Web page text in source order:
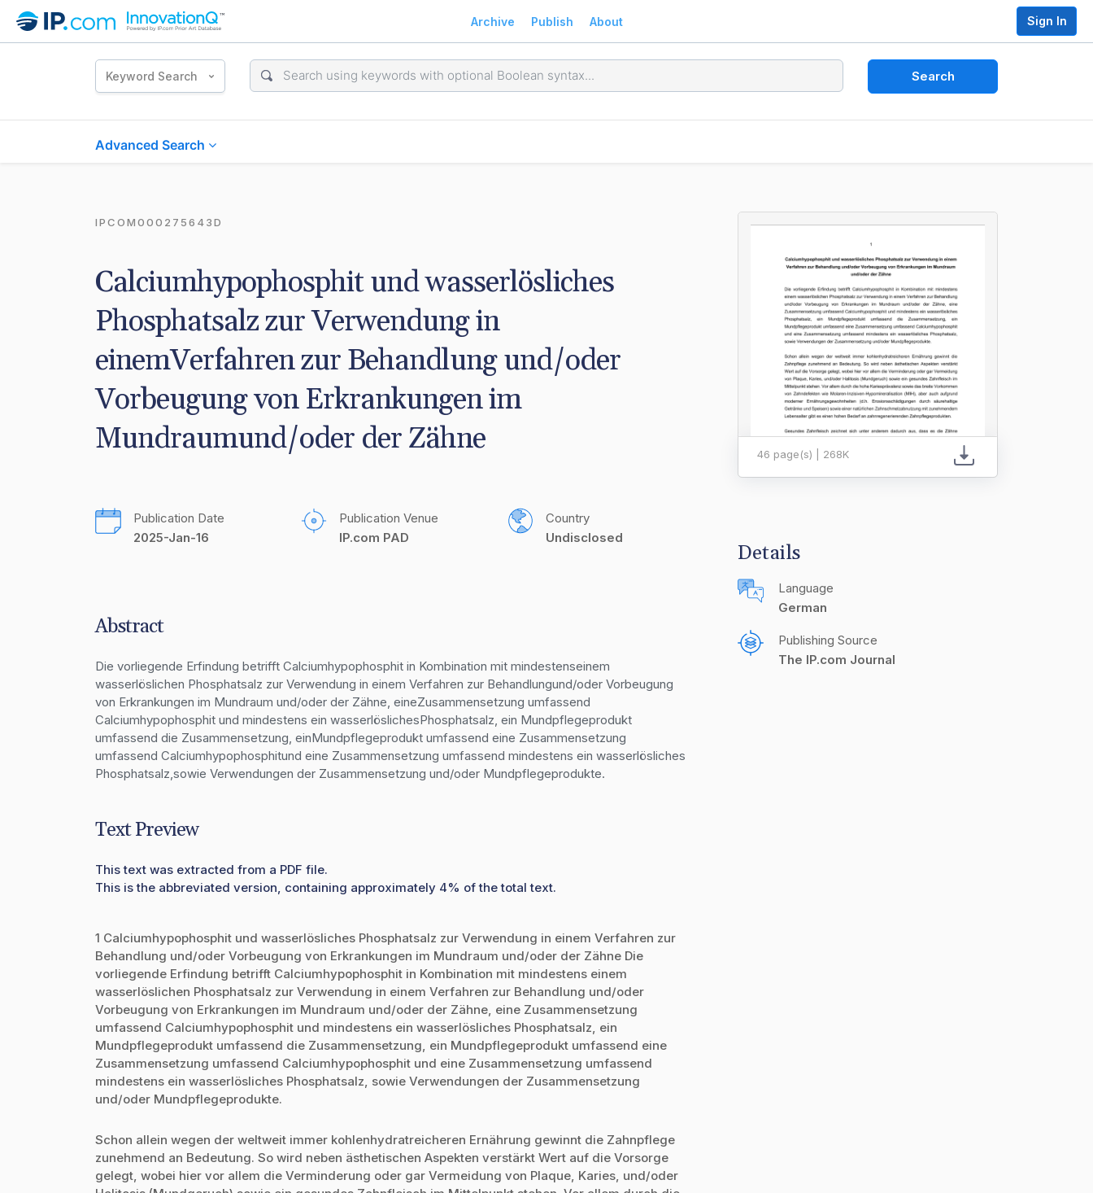
Archive Publish About Sign In
Keyword Search Search
Advanced Search
IPCOM000275643D
Calciumhypophosphit und wasserlösliches
Phosphatsalz zur Verwendung in
einemVerfahren zur Behandlung und/oder
Vorbeugung von Erkrankungen im
Mundraumund/oder der Zähne
Publication Date
2025-Jan-16
Publication Venue
IP.com PAD
Country
Undisclosed
Abstract
Die vorliegende Erfindung betrifft Calciumhypophosphit in Kombination mit mindestenseinem
wasserlöslichen Phosphatsalz zur Verwendung in einem Verfahren zur Behandlungund/oder Vorbeugung
von Erkrankungen im Mundraum und/oder der Zähne, eineZusammensetzung umfassend
Calciumhypophosphit und mindestens ein wasserlöslichesPhosphatsalz, ein Mundpflegeprodukt
umfassend die Zusammensetzung, einMundpflegeprodukt umfassend eine Zusammensetzung
umfassend Calciumhypophosphitund eine Zusammensetzung umfassend mindestens ein wasserlösliches
Phosphatsalz,sowie Verwendungen der Zusammensetzung und/oder Mundpflegeprodukte.
Text Preview
This text was extracted from a PDF file.
This is the abbreviated version, containing approximately 4% of the total text.
1 Calciumhypophosphit und wasserlösliches Phosphatsalz zur Verwendung in einem Verfahren zur
Behandlung und/oder Vorbeugung von Erkrankungen im Mundraum und/oder der Zähne Die
vorliegende Erfindung betrifft Calciumhypophosphit in Kombination mit mindestens einem
wasserlöslichen Phosphatsalz zur Verwendung in einem Verfahren zur Behandlung und/oder
Vorbeugung von Erkrankungen im Mundraum und/oder der Zähne, eine Zusammensetzung
umfassend Calciumhypophosphit und mindestens ein wasserlösliches Phosphatsalz, ein
Mundpflegeprodukt umfassend die Zusammensetzung, ein Mundpflegeprodukt umfassend eine
Zusammensetzung umfassend Calciumhypophosphit und eine Zusammensetzung umfassend
mindestens ein wasserlösliches Phosphatsalz, sowie Verwendungen der Zusammensetzung
und/oder Mundpflegeprodukte.
Schon allein wegen der weltweit immer kohlenhydratreicheren Ernährung gewinnt die Zahnpflege
zunehmend an Bedeutung. So wird neben ästhetischen Aspekten verstärkt Wert auf die Vorsorge
gelegt, wobei hier vor allem die Verminderung oder gar Vermeidung von Plaque, Karies, und/oder
46 page(s) | 268K
Details
Language
German
Publishing Source
The IP.com Journal